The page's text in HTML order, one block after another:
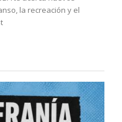
la recreación y el